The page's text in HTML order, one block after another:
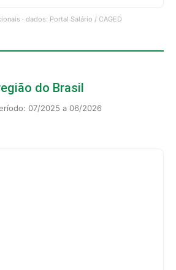
· dados: Portal Salário / CAGED
do Brasil
07/2025 a 06/2026